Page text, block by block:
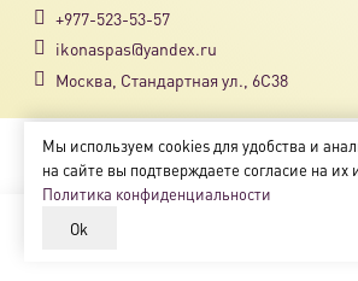
+977-523-53-57
ikonaspas@yandex.ru
Москва, Стандартная ул., 6С38
Copyright © 2018-2025
Магазин православных икон
Мы используем cookies для удобства и
на сайте вы подтверждаете согласие на их
Политика конфиденциальности
Ok